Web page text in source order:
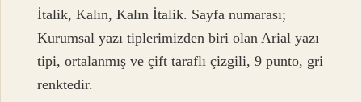
İtalik, Kalın, Kalın İtalik. Sayfa numarası;
Kurumsal yazı tiplerimizden biri olan Arial yazı
tipi, ortalanmış ve çift taraflı çizgili, 9 punto, gri
renktedir.